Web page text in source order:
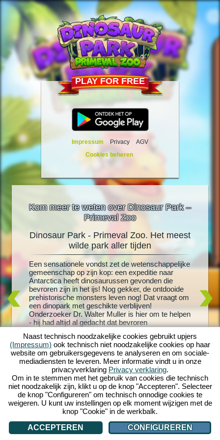
PLAY FOR FREE
Impressum Privacy
AGV
Cookies beheren
Kom meer te weten over Dinosaur Park –
Primeval Zoo
je
meer
je
en
en
aan
wereld
Dinosaur Park - Primeval Zoo. Het meest
wilde park aller tijden
Een sensationele vondst zet de wetenschappelijke
gemeenschap op zijn kop: een expeditie naar
Antarctica heeft dinosaurussen gevonden die
bevroren zijn in het ijs! Nog gekker, de ontdooide
prehistorische monsters leven nog! Dat vraagt om
een dinopark met geschikte verblijven!
Onderzoeker Dr. Walter Muller is hier om te helpen
- hij had altijd al gedacht dat bevroren
gewekt. Maar zal hij er ook achter komen wat er
met zijn vermiste vrouw is gebeurd? Stort je in een
wild prehistorisch avontuur met Dinosaur Park -
Primeval Zoo!
en
met T-
ultieme
om te
Naast technisch noodzakelijke cookies gebruikt upjers
(Impressum) ook technisch niet noodzakelijke cookies op haar
website om gebruikersgegevens te analyseren en om sociale-
mediadiensten te leveren. Meer informatie vindt u in onze
privacyverklaring Privacy verklaring.
Om in te stemmen met het gebruik van cookies die technisch
niet noodzakelijk zijn, klikt u op de knop "Accepteren". Selecteer
de knop "Configureren" om technisch onnodige cookies te
weigeren. U kunt uw instellingen op elk moment wijzigen met de
knop "Cookie" in de werkbalk.
ACCEPTEREN
CONFIGUREREN